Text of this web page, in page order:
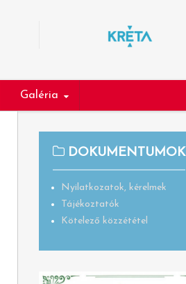
Galéria
DOKUMENTUMOK
Nyilatkozatok, kérelmek
Tájékoztatók
Kötelező közzététel